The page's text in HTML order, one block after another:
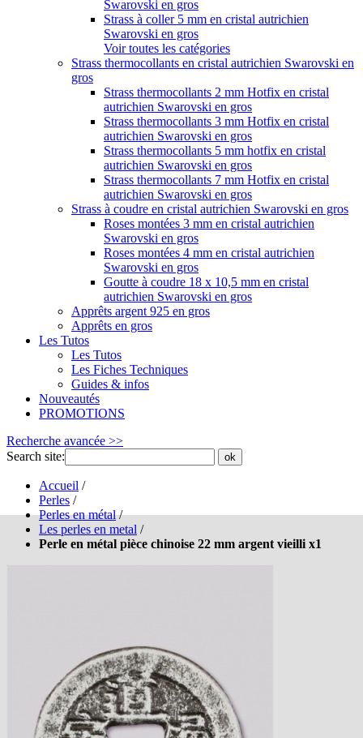
Swarovski en gros
Strass à coller 5 mm en cristal autrichien
Swarovski en gros
Voir toutes les catégories
Strass thermocollants en cristal autrichien Swarovski en
gros
Strass thermocollants 2 mm Hotfix en cristal
autrichien Swarovski en gros
Strass thermocollants 3 mm Hotfix en cristal
autrichien Swarovski en gros
Strass thermocollants 5 mm hotfix en cristal
autrichien Swarovski en gros
Strass thermocollants 7 mm Hotfix en cristal
autrichien Swarovski en gros
Strass à coudre en cristal autrichien Swarovski en gros
Roses montées 3 mm en cristal autrichien
Swarovski en gros
Roses montées 4 mm en cristal autrichien
Swarovski en gros
Goutte à coudre 18 x 10,5 mm en cristal
autrichien Swarovski en gros
Apprêts argent 925 en gros
Apprêts en gros
Les Tutos
Les Tutos
Les Fiches Techniques
Guides & infos
Nouveautés
PROMOTIONS
Recherche avancée >>
Search site:
ok
Accueil /
Perles /
Perles en métal /
Les perles en metal /
Perle en métal pièce chinoise 22 mm argent vieilli x1